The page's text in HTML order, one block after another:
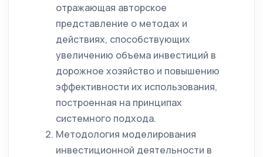
отражающая авторское
представление о методах и
действиях, способствующих
увеличению объема инвестиций в
дорожное хозяйство и повышению
эффективности их использования,
построенная на принципах
системного подхода.
Методология моделирования
инвестиционной деятельности в